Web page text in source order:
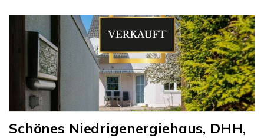
Schönes Niedrigenergiehaus, DHH,